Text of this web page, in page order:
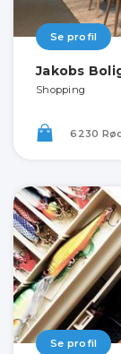
Se profil
Jakobs
Shopping
6230
Se profil